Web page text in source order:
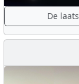
De